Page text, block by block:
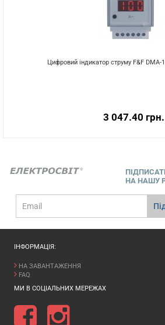
Цифровий індикатор струму F&F DMA-
3 047.40 грн.
НА НАШУ
mail
ІНФОРМАЦІЯ:
НА ЗАВАНТАЖЕННЯ
FAQ
МИ В СОЦІАЛЬНИХ МЕРЕЖАХ